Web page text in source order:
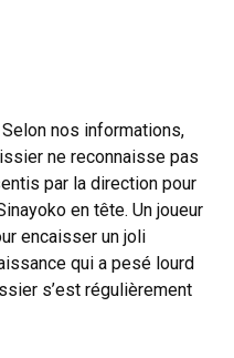
nos informations,
ne reconnaisse pas
par la direction pour
en tête. Un joueur
encaisser un joli
qui a pesé lourd
s’est régulièrement